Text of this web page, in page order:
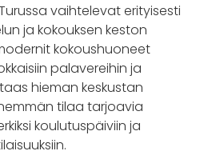
vaihtelevat erityisesti
ja kokouksen keston
kokoushuoneet
palavereihin ja
hieman keskustan
tilaa tarjoavia
koulutuspäiviin ja